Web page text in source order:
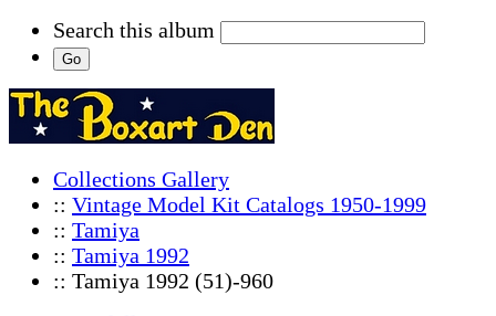
Search this album
Collections Gallery
:: Vintage Model Kit Catalogs 1950-1999
:: Tamiya
:: Tamiya 1992
:: Tamiya 1992 (51)-960